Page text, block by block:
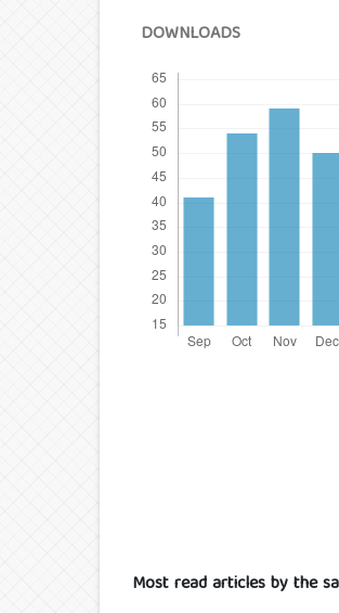
DOWNLOADS
Most read articles by the